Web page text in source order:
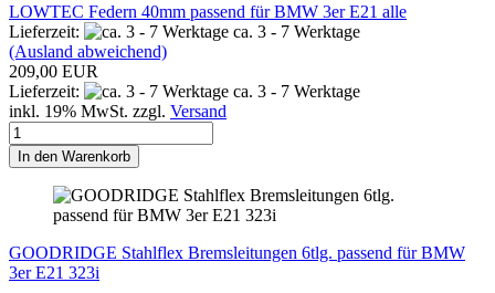
LOWTEC Federn 40mm passend für BMW 3er E21 alle
Lieferzeit:
ca. 3 - 7 Werktage
(Ausland abweichend)
209,00 EUR
Lieferzeit:
ca. 3 - 7 Werktage
inkl. 19% MwSt. zzgl. Versand
In den Warenkorb
GOODRIDGE Stahlflex Bremsleitungen 6tlg. passend für BMW
3er E21 323i